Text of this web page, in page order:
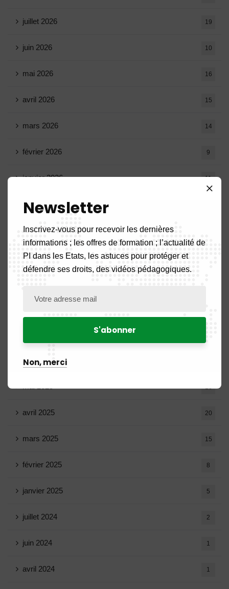
juillet 2026 19
juin 2026 10
mai 2026 16
avril 2026 15
mars 2026 14
février 2026 9
janvier 2026 11
décembre 2025
novembre 2025
octobre 2025
juin 2025
avril 2025 20
mars 2025 15
février 2025 8
janvier 2025 5
juillet 2024 2
juin 2024 1
avril 2024 1
Newsletter
Inscrivez-vous pour recevoir les dernières
informations ; les offres de formation ; l’actualité de
PI dans les Etats, les astuces pour protéger et
défendre ses droits, des vidéos pédagogiques.
Non, merci